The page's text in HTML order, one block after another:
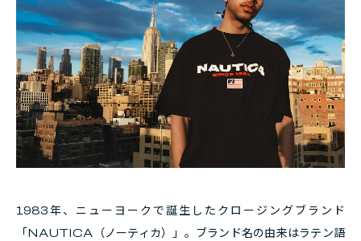
1983年、ニューヨークで誕生したクロージングブランド
「NAUTICA（ノーティカ）」。 ブランド名の由来はラテン語